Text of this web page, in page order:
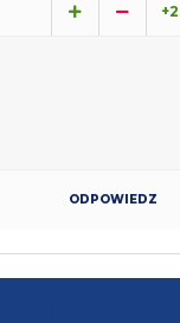
+2
ODPOWIEDZ